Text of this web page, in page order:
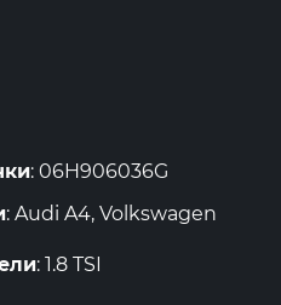
: 06H906036G
: Audi A4, Volkswagen
: 1.8 TSI